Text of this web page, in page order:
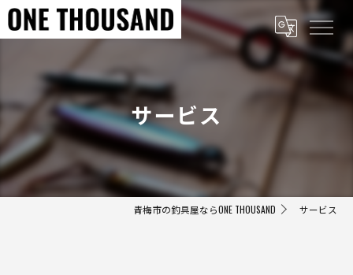
サービス
青梅市の釣具屋ならONE THOUSAND サービス